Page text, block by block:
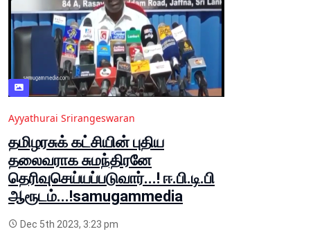
Ayyathurai Srirangeswaran
தமிழரசுக் கட்சியின் புதிய
தலைவராக சுமந்திரனே
தெரிவுசெய்யப்படுவார்...! ஈ.பி.டி.பி
ஆரூடம்...!samugammedia
Dec 5th 2023, 3:23 pm